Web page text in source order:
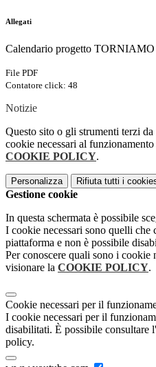
Allegati
Calendario progetto
File PDF
Contatore click: 48
Notizie
Questo sito o gli strumenti terzi
cookie necessari al
COOKIE POLICY.
Personalizza Rifiuta tutti i
Gestione cookie
In questa schermata è possibile
I cookie necessari sono quelli
piattaforma e non è possibile
Per conoscere quali sono i cookie
visionare la COOKIE POLICY.
Cookie necessari per il
I cookie necessari per il
disabilitati. È possibile consultare
policy.